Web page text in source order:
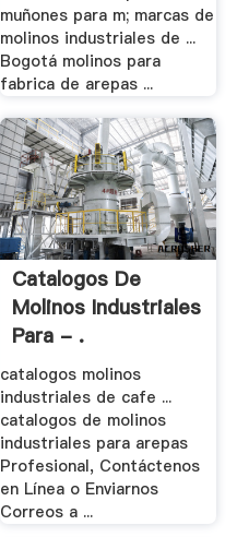
muñones para m; marcas de
molinos industriales de ...
Bogotá molinos para
fabrica de arepas ...
Catalogos De
Molinos Industriales
Para - .
catalogos molinos
industriales de cafe ...
catalogos de molinos
industriales para arepas
Profesional, Contáctenos
en Línea o Enviarnos
Correos a ...